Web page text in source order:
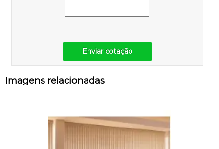
Enviar cotação
Imagens relacionadas